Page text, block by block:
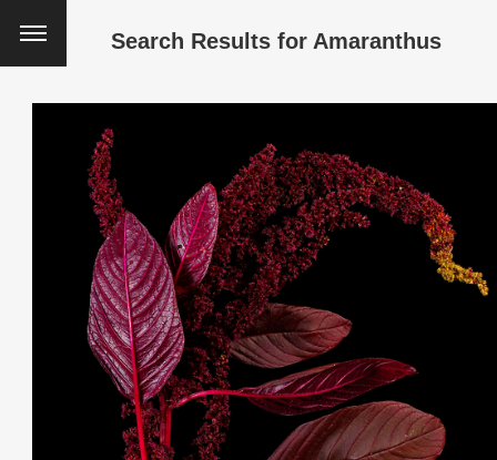
Search Results for Amaranthus